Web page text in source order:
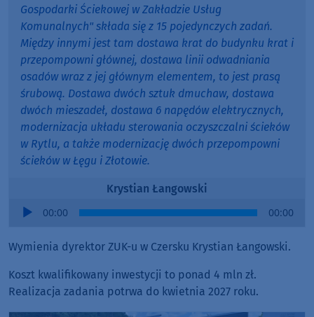
Gospodarki Ściekowej w Zakładzie Usług
Komunalnych" składa się z 15 pojedynczych zadań.
Między innymi jest tam dostawa krat do budynku krat i
przepompowni głównej, dostawa linii odwadniania
osadów wraz z jej głównym elementem, to jest prasą
śrubową. Dostawa dwóch sztuk dmuchaw, dostawa
dwóch mieszadeł, dostawa 6 napędów elektrycznych,
modernizacja układu sterowania oczyszczalni ścieków
w Rytlu, a także modernizację dwóch przepompowni
ścieków w Łęgu i Złotowie.
Krystian Łangowski
Audio
00:00 00:00
Wymienia dyrektor ZUK-u w Czersku Krystian Łangowski.
Koszt kwalifikowany inwestycji to ponad 4 mln zł.
Realizacja zadania potrwa do kwietnia 2027 roku.